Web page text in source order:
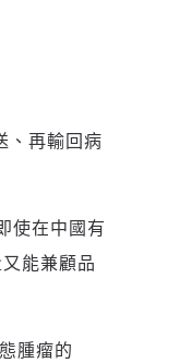
、再輸回病
使在中國有
能兼顧品
腫瘤的